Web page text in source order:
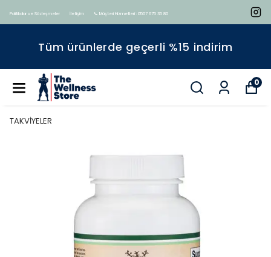
Politikalar ve Sözleşmeler İletişim 📞 Müşteri Hizmetleri : 0507 675 35 80
Tüm ürünlerde geçerli %15 indirim
0
TAKVİYELER